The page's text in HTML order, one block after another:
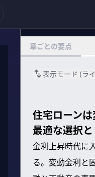
章ごとの要点
表示モード (ラ
住宅ローン
最適な選択
金利上昇時代に
る。変動金利と